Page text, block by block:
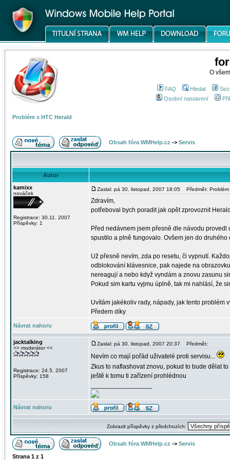
O
FAQ Hledat
Osobní nastavení
Problém s HTC Herald
Obsah fóra WMHelp.cz -> Servis
Autor
kamixx
nováček
Registrace: 30.11. 2007
Příspěvky: 1
Zaslal: pá 30. listopad, 2007 18:05 Předmět: Problém
Zdravím,
potřeboval bych poradit jak opět zprovoznit
Před nedávnem jsem přesně dle návodu
spustilo a plně fungovalo. Ovšem jen do druhého
Už přesně nevím, zda po resetu, či vypnutí.
odblokování klávesnice, pak najede na
nereagují a nebo když vyndám a znovu zasunu
Pokud sim kartu vyjmu úplně, tak mi nahlásí, že
Uvítám jakékoliv rady, nápady, jak tento problém
Předem díky
Návrat nahoru
jacktalking
>> moderátor <<
Registrace: 24.5. 2007
Příspěvky: 158
Zaslal: pá 30. listopad, 2007 20:37 Předmět:
Nevím co mají pořád uživatelé proti servisu...
Zkus to naflashovat znovu, pokud to bude dělat
ještě k tomu ti zařízení prohlédnou
Návrat nahoru
Zobrazit příspěvky z předchozích:
Obsah fóra WMHelp.cz -> Servis
Strana 1 z 1